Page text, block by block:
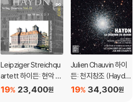
Leipziger Streichqu
artett 하이든: 현악 사
중주 21집 (Haydn: Str
23,400원
19%
Julien Chauvin 하이
든: 천지창조 (Haydn:
La Creation du mon
34,300원
19%